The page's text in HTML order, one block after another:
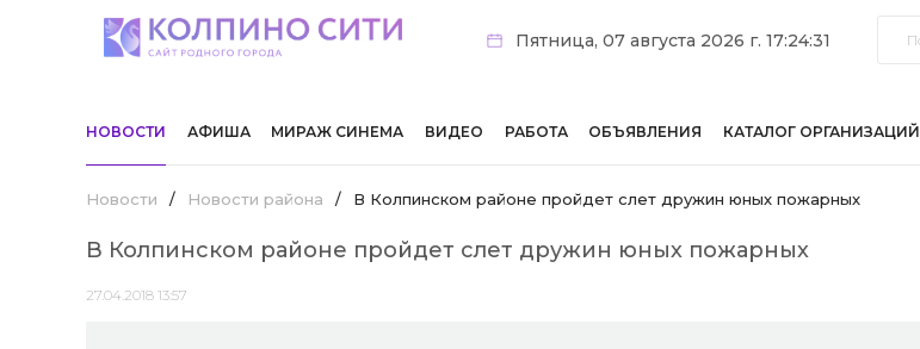
Пятница, 07 августа 2026 г. 17:24:31
НОВОСТИ АФИША МИРАЖ СИНЕМА ВИДЕО РАБОТА ОБЪЯВЛЕНИЯ КАТАЛОГ ОРГАНИЗАЦИЙ
Новости / Новости района / В Колпинском районе пройдет слет дружин юных пожарных
В Колпинском районе пройдет слет дружин юных пожарных
27.04.2018 13:57